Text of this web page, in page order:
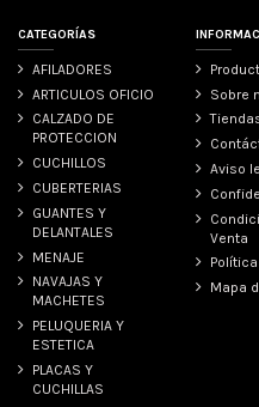
CATEGORÍAS
AFILADORES
ARTICULOS OFICIO
CALZADO DE
PROTECCION
CUCHILLOS
CUBERTERIAS
GUANTES Y
DELANTALES
MENAJE
NAVAJAS Y
MACHETES
PELUQUERIA Y
ESTETICA
PLACAS Y
CUCHILLAS
Sobre
Aviso
Venta
Mapa